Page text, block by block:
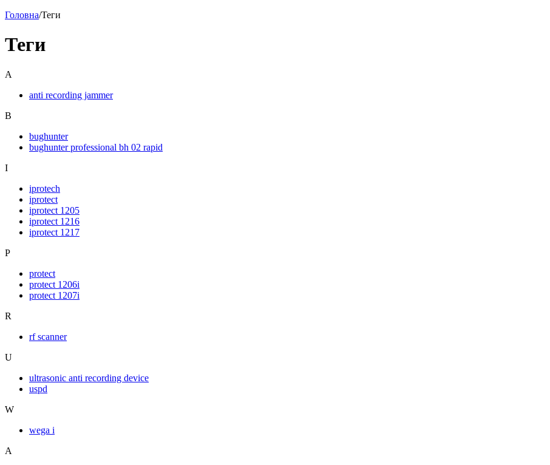
Головна/Теги
Теги
A
anti recording jammer
B
bughunter
bughunter professional bh 02 rapid
I
iprotech
iprotect
iprotect 1205
iprotect 1216
iprotect 1217
P
protect
protect 1206i
protect 1207i
R
rf scanner
U
ultrasonic anti recording device
uspd
W
wega i
А